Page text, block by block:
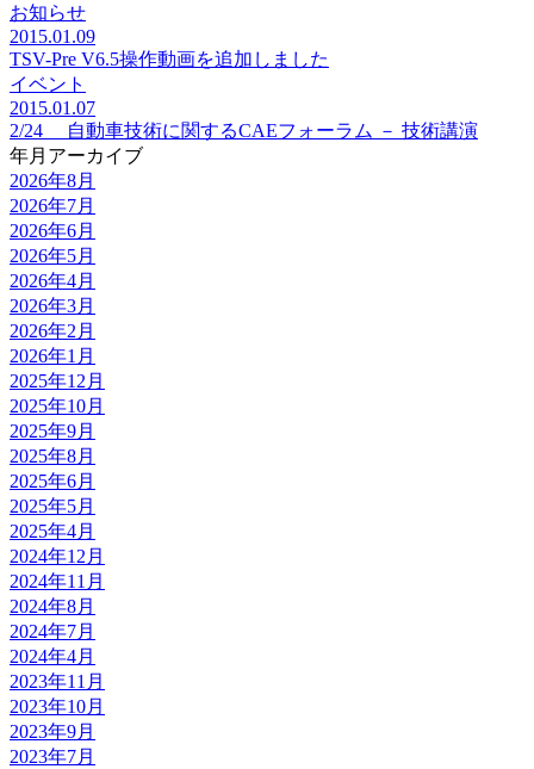
お知らせ
2015.01.09
TSV-Pre V6.5操作動画を追加しました
イベント
2015.01.07
2/24 自動車技術に関するCAEフォーラム － 技術講演
年月アーカイブ
2026年8月
2026年7月
2026年6月
2026年5月
2026年4月
2026年3月
2026年2月
2026年1月
2025年12月
2025年10月
2025年9月
2025年8月
2025年6月
2025年5月
2025年4月
2024年12月
2024年11月
2024年8月
2024年7月
2024年4月
2023年11月
2023年10月
2023年9月
2023年7月